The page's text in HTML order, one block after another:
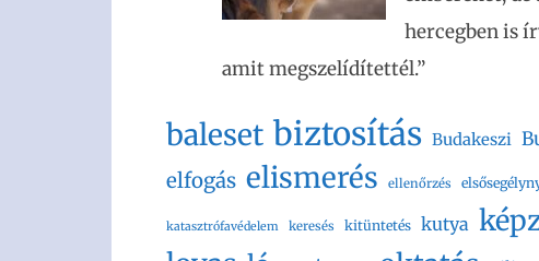
hercegben is
amit megszelídítettél.”
baleset biztosítás Budakeszi
elfogás elismerés ellenőrzés
katasztrófavédelem keresés kitüntetés kutya